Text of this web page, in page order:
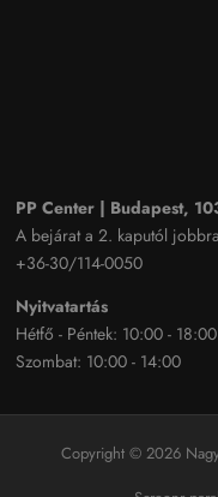
PP Center | Budapest,
A bejárat a 2. kaputól
+36-30/114-0050
Nyitvatartás
Hétfő - Péntek: 10:00 - 18:00
Szombat: 10:00 - 14:00
Copyright © 2026